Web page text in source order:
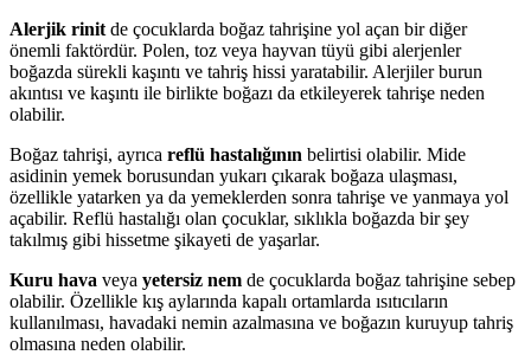
Alerjik rinit de çocuklarda boğaz tahrişine yol açan bir diğer
önemli faktördür. Polen, toz veya hayvan tüyü gibi alerjenler
boğazda sürekli kaşıntı ve tahriş hissi yaratabilir. Alerjiler burun
akıntısı ve kaşıntı ile birlikte boğazı da etkileyerek tahrişe neden
olabilir.
Boğaz tahrişi, ayrıca reflü hastalığının belirtisi olabilir. Mide
asidinin yemek borusundan yukarı çıkarak boğaza ulaşması,
özellikle yatarken ya da yemeklerden sonra tahrişe ve yanmaya yol
açabilir. Reflü hastalığı olan çocuklar, sıklıkla boğazda bir şey
takılmış gibi hissetme şikayeti de yaşarlar.
Kuru hava veya yetersiz nem de çocuklarda boğaz tahrişine sebep
olabilir. Özellikle kış aylarında kapalı ortamlarda ısıtıcıların
kullanılması, havadaki nemin azalmasına ve boğazın kuruyup tahriş
olmasına neden olabilir.